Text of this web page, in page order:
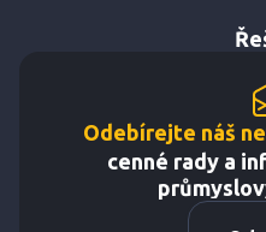
Odebírejte náš
cenné rady a